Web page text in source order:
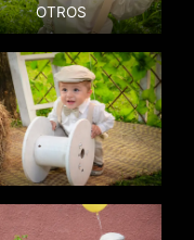
OTROS